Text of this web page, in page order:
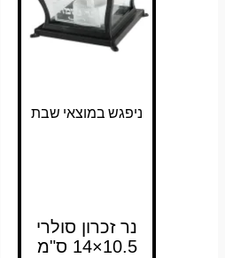
ניפגש במוצאי שבת
נר זכרון סולרי
10.5×14 ס"מ